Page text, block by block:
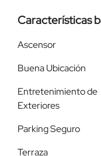
Características
Ascensor
Buena Ubicación
Entretenimiento de
Exteriores
Parking Seguro
Terraza